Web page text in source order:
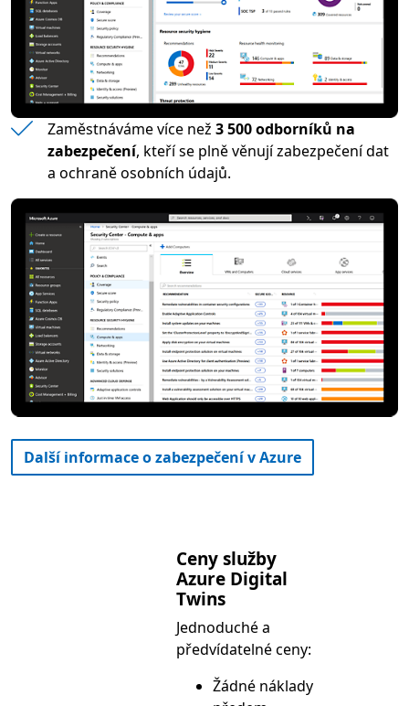
Zaměstnáváme více než 3 500 odborníků na
zabezpečení, kteří se plně věnují zabezpečení dat
a ochraně osobních údajů.
Další informace o zabezpečení v Azure
Ceny služby
Azure Digital
Twins
Jednoduché a
předvídatelné ceny:
Žádné náklady